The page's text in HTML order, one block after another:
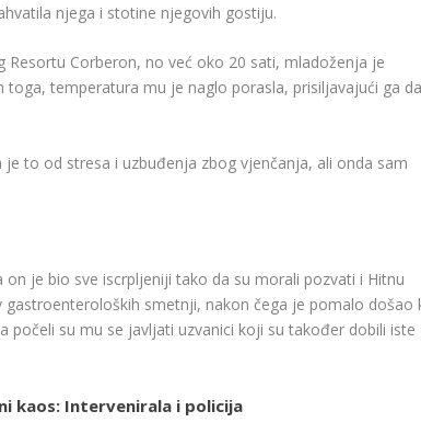
njega i stotine njegovih gostiju.
Resortu Corberon, no već oko 20 sati, mladoženja je
temperatura mu je naglo porasla, prisiljavajući ga
to od stresa i uzbuđenja zbog vjenčanja, ali onda sam
je bio sve iscrpljeniji tako da su morali pozvati i Hitnu
smetnji, nakon čega je pomalo došao
počeli su mu se javljati uzvanici koji su također dobili iste
kaos: Intervenirala i policija